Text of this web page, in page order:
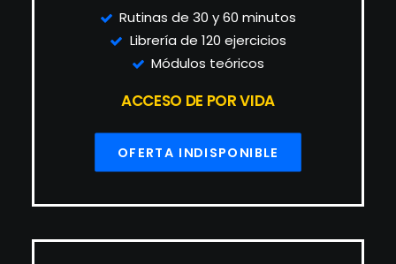
Rutinas de 30 y 60 minutos
Librería de 120 ejercicios
Módulos teóricos
ACCESO DE POR VIDA
OFERTA INDISPONIBLE